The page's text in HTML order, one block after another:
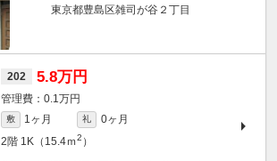
東京都豊島区雑司が谷２丁目
202 5.8万円
0.1万円
敷 1ヶ月 礼
0ヶ月
2階 1K（15.4ｍ2 ）